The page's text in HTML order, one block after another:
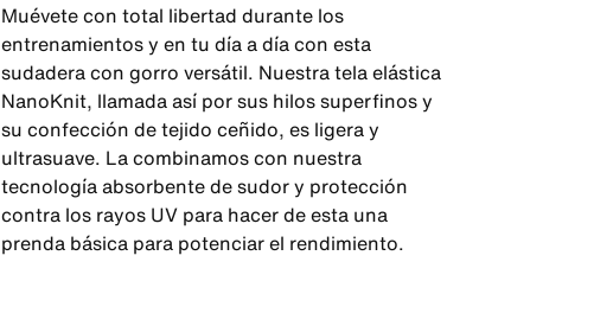
Muévete con total libertad durante los
entrenamientos y en tu día a día con esta
sudadera con gorro versátil. Nuestra tela elástica
NanoKnit, llamada así por sus hilos superfinos y
su confección de tejido ceñido, es ligera y
ultrasuave. La combinamos con nuestra
tecnología absorbente de sudor y protección
contra los rayos UV para hacer de esta una
prenda básica para potenciar el rendimiento.